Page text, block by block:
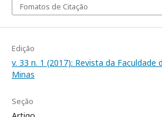
Fomatos de Citação
Edição
v. 33 n. 1 (2017): Revista da Faculdade
Minas
Seção